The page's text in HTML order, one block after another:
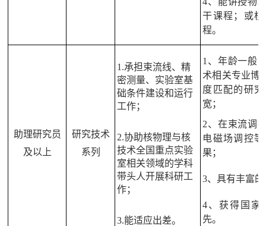
干课程；或
程。
助理研究员
及以上
研究技术
系列
1.承担束流线、精
密测量、实验室基
础条件建设和运行
工作；
2.协助核物理与核
技术全国重点实验
室相关领域的学科
带头人开展科研工
作；
3.能适应出差。
1、年龄一般
术相关专业博
度匹配的研
宽；
2、在束流调
电磁场调控
果；
3、具有丰富
4、获得国家
先。